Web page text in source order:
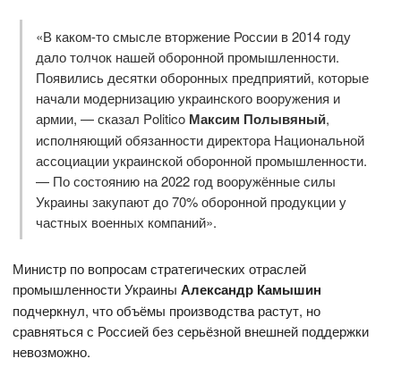
«В каком-то смысле вторжение России в 2014 году
дало толчок нашей оборонной промышленности.
Появились десятки оборонных предприятий, которые
начали модернизацию украинского вооружения и
армии, — сказал Politico Максим Полывяный,
исполняющий обязанности директора Национальной
ассоциации украинской оборонной промышленности.
— По состоянию на 2022 год вооружённые силы
Украины закупают до 70% оборонной продукции у
частных военных компаний».
Министр по вопросам стратегических отраслей
промышленности УкраиныАлександр Камышин
подчеркнул, что объёмы производства растут, но
сравняться с Россией без серьёзной внешней поддержки
невозможно.